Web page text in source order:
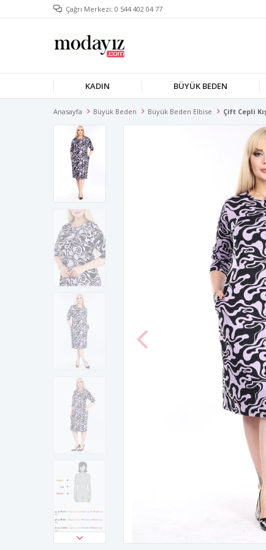
Çağrı Merkezi: 0 544 402 04 77
KADIN BÜYÜK BEDEN
Anasayfa Büyük Beden Büyük Beden Elbise Çift Cepli